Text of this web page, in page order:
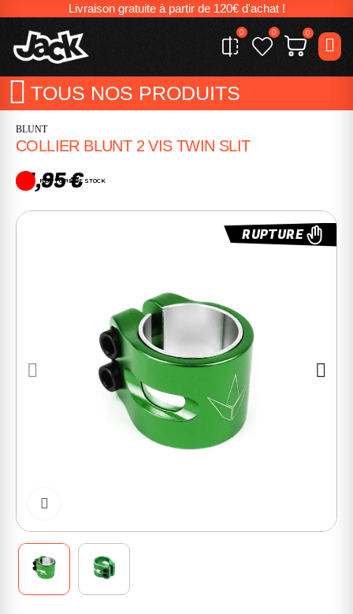
Livraison gratuite à partir de 120€ d'achat !
0 0 0
TOUS NOS PRODUITS
BLUNT
COLLIER BLUNT 2 VIS TWIN SLIT
11,95 €
RUPTURE DE STOCK
RUPTURE